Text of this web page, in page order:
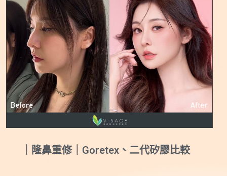
｜結構式隆鼻｜量身打造甜美媽生鼻